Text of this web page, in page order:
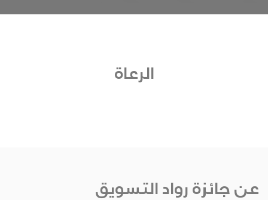
الرعاة
عن جائزة رواد التسويق